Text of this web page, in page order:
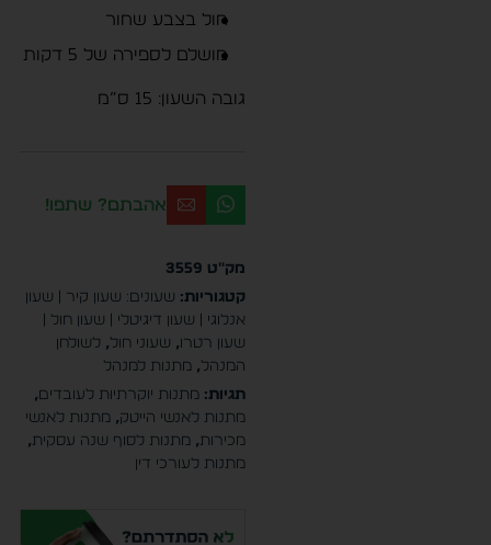
חול בצבע שחור
מושלם לספירה של 5 דקות
גובה השעון: 15 ס”מ
אהבתם? שתפו!
מק"ט 3559
קטגוריות: שעונים: שעון קיר | שעון
אנלוגי | שעון דיגיטלי | שעון חול |
שעון רטרו, שעוני חול, לשולחן
המנהל, מתנות למנהל
תגיות: מתנות יוקרתיות לעובדים,
מתנות לאנשי הייטק, מתנות לאנשי
מכירות, מתנות לסוף שנה עסקית,
מתנות לעורכי דין